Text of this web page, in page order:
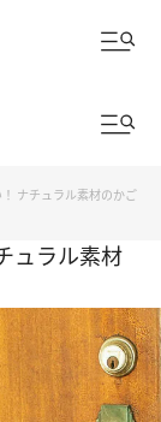
ナチュラル素材のかご